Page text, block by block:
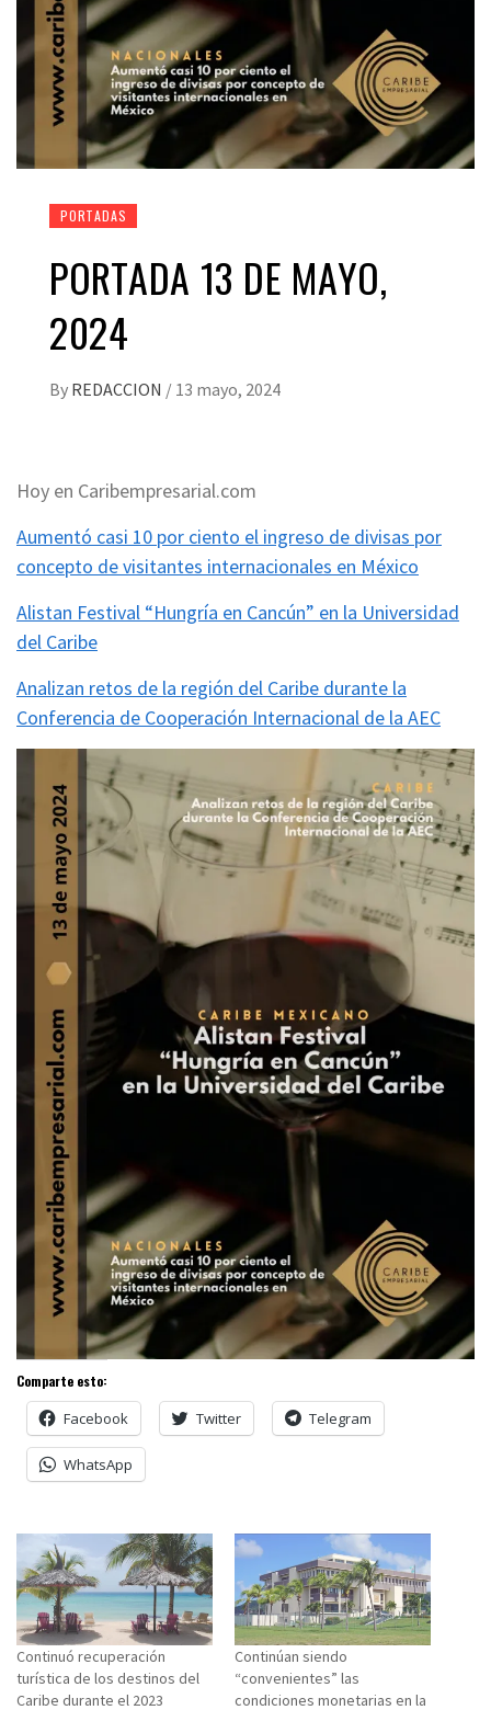
PORTADAS
PORTADA 13 DE MAYO,
2024
By REDACCION / 13 mayo, 2024
Hoy en Caribempresarial.com
Aumentó casi 10 por ciento el ingreso de divisas por
concepto de visitantes internacionales en México
Alistan Festival “Hungría en Cancún” en la Universidad
del Caribe
Analizan retos de la región del Caribe durante la
Conferencia de Cooperación Internacional de la AEC
Comparte esto:
Facebook Twitter Telegram
WhatsApp
Continuó recuperación
turística de los destinos del
Caribe durante el 2023
Continúan siendo
“convenientes” las
condiciones monetarias en la